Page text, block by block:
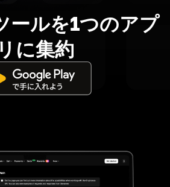
ールを1つのアプ
リに集約